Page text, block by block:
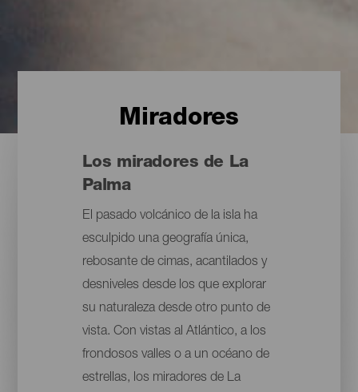
Miradores
Los miradores de La
Palma
El pasado volcánico de la isla ha
esculpido una geografía única,
rebosante de cimas, acantilados y
desniveles desde los que explorar
su naturaleza desde otro punto de
vista. Con vistas al Atlántico, a los
frondosos valles o a un océano de
estrellas, los miradores de La